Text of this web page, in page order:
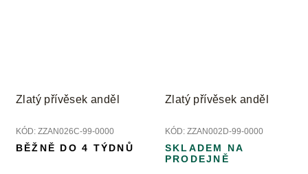
Zlatý přívěsek anděl
KÓD: ZZAN026C-99-0000
BĚŽNĚ DO 4 TÝDNŮ
Zlatý přívěsek anděl
KÓD: ZZAN002D-99-0000
SKLADEM NA
PRODEJNĚ